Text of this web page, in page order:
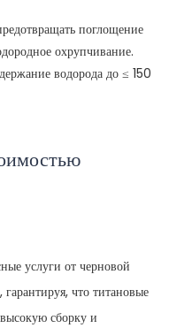
поглощение
охрупчивание.
водорода до ≤ 150
услуги от черновой
что титановые
сборку и